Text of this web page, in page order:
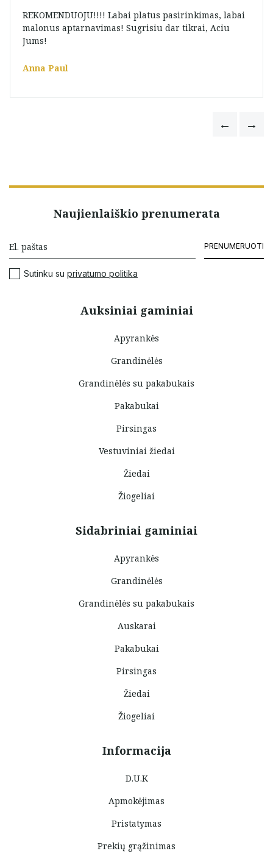
REKOMENDUOJU!!!! Labai platus pasirinkimas, labai
malonus aptarnavimas! Sugrisiu dar tikrai, Aciu
Jums!
Anna Paul
Auksiniai gaminiai
Apyrankės
Grandinėlės
Grandinėlės su pakabukais
Pakabukai
Pirsingas
Vestuviniai žiedai
Žiedai
Žiogeliai
Sidabriniai gaminiai
Apyrankės
Grandinėlės
Grandinėlės su pakabukais
Auskarai
Pakabukai
Pirsingas
Žiedai
Žiogeliai
Informacija
D.U.K
Apmokėjimas
Pristatymas
Prekių grąžinimas
Naujienlaiškio prenumerata
PRENUMERUOTI
Sutinku su privatumo politika